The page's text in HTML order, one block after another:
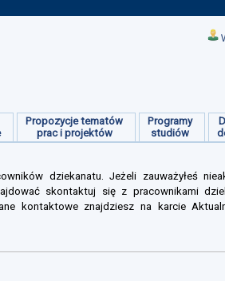
Propozycje tematów
prac i projektów
Programy
studiów
dziekanatu. Jeżeli zauważyłeś
skontaktuj się z pracownikami
kontaktowe znajdziesz na karcie